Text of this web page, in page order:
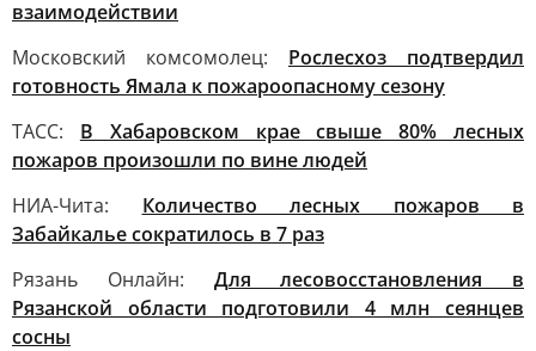
взаимодействии
Московский комсомолец: Рослесхоз подтвердил
готовность Ямала к пожароопасному сезону
ТАСС: В Хабаровском крае свыше 80% лесных
пожаров произошли по вине людей
НИА-Чита: Количество лесных пожаров в
Забайкалье сократилось в 7 раз
Рязань Онлайн: Для лесовосстановления в
Рязанской области подготовили 4 млн сеянцев
сосны